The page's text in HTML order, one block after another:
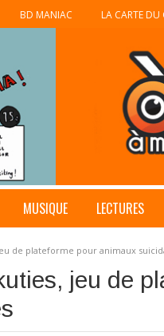
BD MANIAC LA CARTE DU
MUSIQUE LECTURES
de plateforme pour animaux
jeu de